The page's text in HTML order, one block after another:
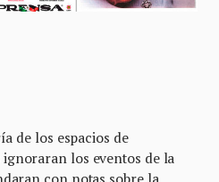
de los espacios de
los eventos de la